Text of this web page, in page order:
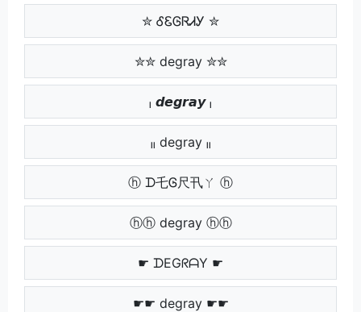
✮ ᎴᏋᎶᏒᏗᎩ ✮
✮✮ degray ✮✮
ₗ 𝙙𝙚𝙜𝙧𝙖𝙮 ₗ
ₗₗ degray ₗₗ
ⓗ ᗪ乇Ꮆ尺卂ㄚ ⓗ
ⓗⓗ degray ⓗⓗ
☛ ᗪEGᖇᗩY ☛
☛☛ degray ☛☛